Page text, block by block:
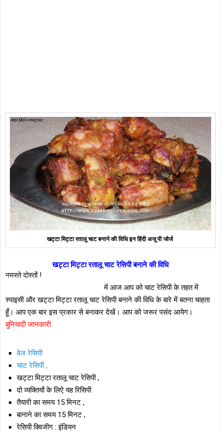
खट्टा मिट्टा रतालू चाट बनाने की विधि इन हिंदी अजू पी जोर्ज
खट्टा मिट्टा रतालू चाट रेसिपी बनाने की विधि
नमस्ते दोस्तों !
में आज आप को चाट रेसिपी के तहत में
स्पाइसी और खट्टा मिट्टा रतालू चाट रेसिपी बनाने की विधि के बारे में बतना चाहता
हूँ। आप एक बार इस प्रकार से बनाकर देखें। आप को जरूर पसंद आयेग।
बुनियादी जानकारी
वेज रेसिपी
चाट रेसिपी ,
खट्टा मिट्टा रतालू चाट रेसिपी ,
दो व्यक्तियों के लिऐ यह रिसिपी
तैयारी का समय 15 मिनट ,
बानाने का समय 15 मिनट ,
रेसिपी क्विजीग : इंडियन